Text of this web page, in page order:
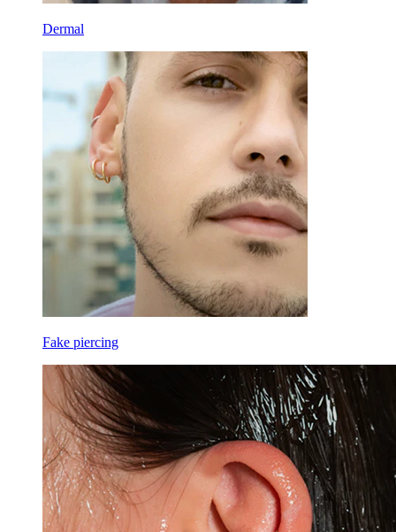
Dermal
Fake piercing